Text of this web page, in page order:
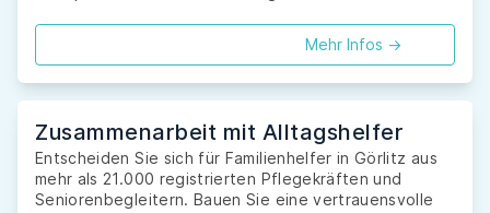
Mehr Infos ->
Zusammenarbeit mit Alltagshelfer
Entscheiden Sie sich für Familienhelfer in Görlitz aus
mehr als 21.000 registrierten Pflegekräften und
Seniorenbegleitern. Bauen Sie eine vertrauensvolle